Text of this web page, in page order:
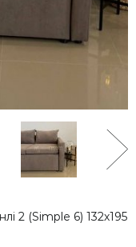
2 (Simple 6) 132х195